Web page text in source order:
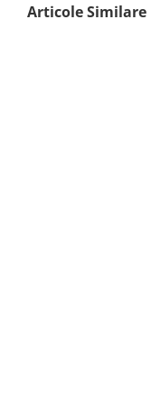
Articole Similare